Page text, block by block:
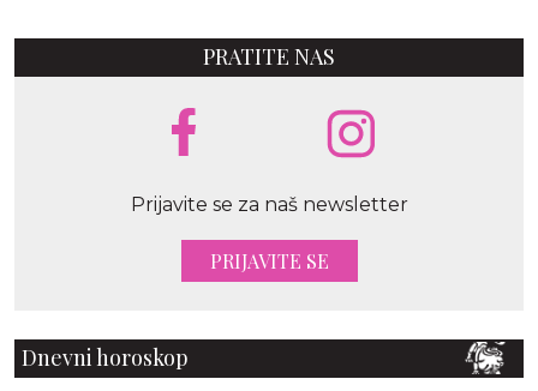
PRATITE NAS
Prijavite se za naš newsletter
PRIJAVITE SE
Dnevni horoskop